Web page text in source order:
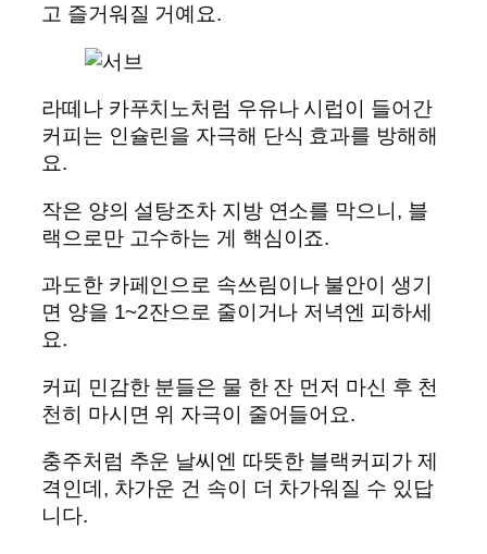
고 즐거워질 거예요.
라떼나 카푸치노처럼 우유나 시럽이 들어간
커피는 인슐린을 자극해 단식 효과를 방해해
요.
작은 양의 설탕조차 지방 연소를 막으니, 블
랙으로만 고수하는 게 핵심이죠.
과도한 카페인으로 속쓰림이나 불안이 생기
면 양을 1~2잔으로 줄이거나 저녁엔 피하세
요.
커피 민감한 분들은 물 한 잔 먼저 마신 후 천
천히 마시면 위 자극이 줄어들어요.
충주처럼 추운 날씨엔 따뜻한 블랙커피가 제
격인데, 차가운 건 속이 더 차가워질 수 있답
니다.